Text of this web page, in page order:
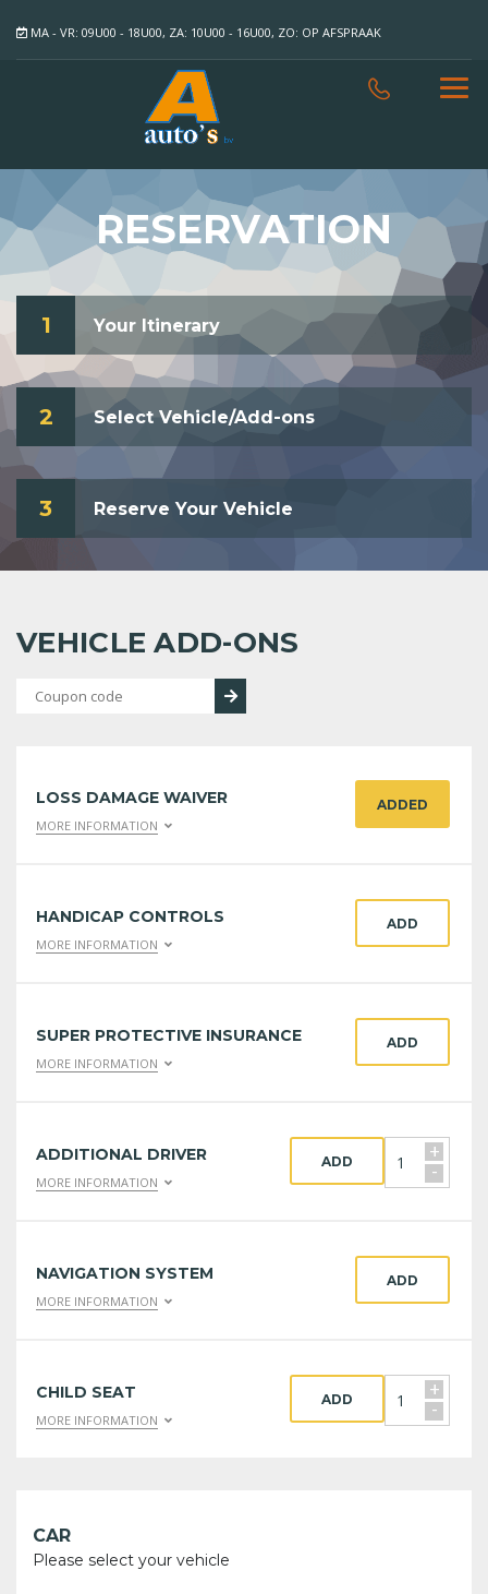
MA - VR: 09U00 - 18U00, ZA: 10U00 - 16U00, ZO: OP AFSPRAAK
RESERVATION
1 Your Itinerary
2 Select Vehicle/Add-ons
3 Reserve Your Vehicle
VEHICLE ADD-ONS
LOSS DAMAGE WAIVER
MORE INFORMATION
ADDED
HANDICAP CONTROLS
MORE INFORMATION
ADD
SUPER PROTECTIVE INSURANCE
MORE INFORMATION
ADD
ADDITIONAL DRIVER
MORE INFORMATION
+
-
ADD
NAVIGATION SYSTEM
MORE INFORMATION
ADD
CHILD SEAT
MORE INFORMATION
+
-
ADD
CAR
Please select your vehicle